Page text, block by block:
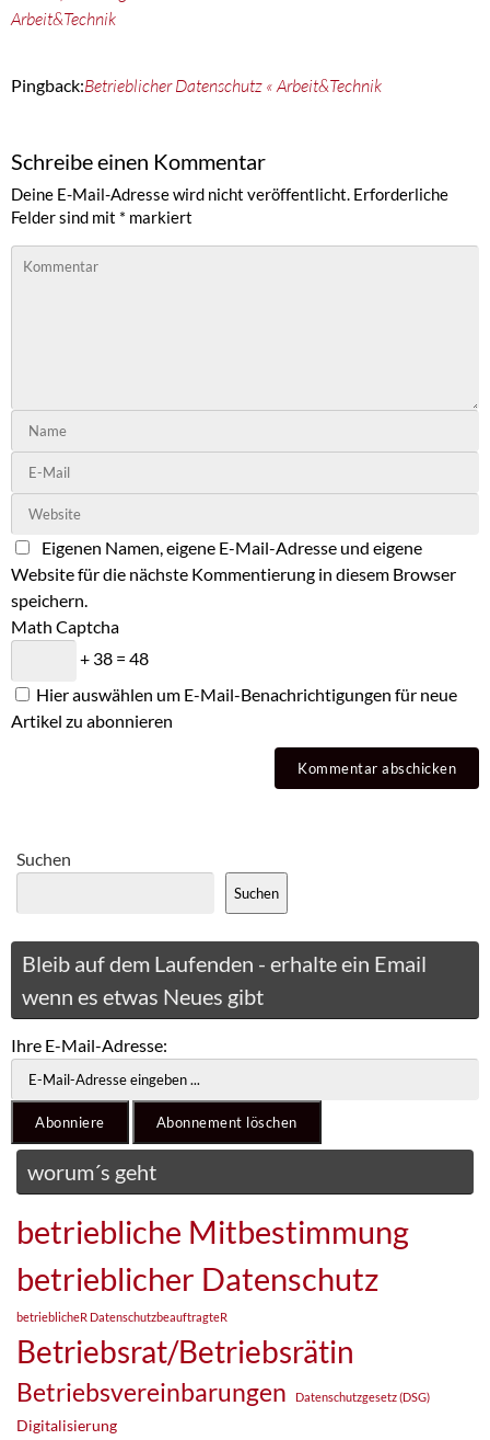
Arbeit&Technik
Pingback:Betrieblicher Datenschutz « Arbeit&Technik
Schreibe einen Kommentar
Deine E-Mail-Adresse wird nicht veröffentlicht. Erforderliche
Felder sind mit * markiert
Eigenen Namen, eigene E-Mail-Adresse und eigene
Website für die nächste Kommentierung in diesem Browser
speichern.
Math Captcha
+ 38 = 48
Hier auswählen um E-Mail-Benachrichtigungen für neue
Artikel zu abonnieren
Suchen
Suchen
Bleib auf dem Laufenden - erhalte ein Email
wenn es etwas Neues gibt
Ihre E-Mail-Adresse:
worum´s geht
betriebliche Mitbestimmung
betrieblicher Datenschutz
betrieblicheR DatenschutzbeauftragteR
Betriebsrat/Betriebsrätin
Betriebsvereinbarungen Datenschutzgesetz (DSG)
Digitalisierung